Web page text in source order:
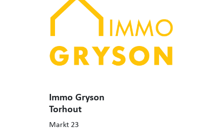
Immo Gryson
Torhout
Markt 23